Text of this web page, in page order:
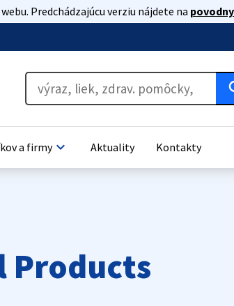
Predchádzajúcu verziu nájdete na
a firmykeyboard_arrow_down Aktuality Kontakty
Products